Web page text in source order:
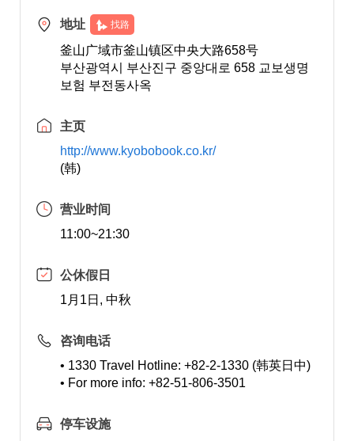
地址 找路
釜山广域市釜山镇区中央大路658号
부산광역시 부산진구 중앙대로 658 교보생명
보험 부전동사옥
主页
http://www.kyobobook.co.kr/
(韩)
营业时间
11:00~21:30
公休假日
1月1日, 中秋
咨询电话
• 1330 Travel Hotline: +82-2-1330 (韩英日中)
• For more info: +82-51-806-3501
停车设施